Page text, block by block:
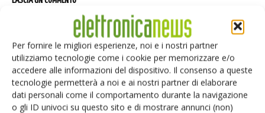
Per fornire le migliori esperienze, noi e i nostri partner
utilizziamo tecnologie come i cookie per memorizzare e/o
accedere alle informazioni del dispositivo. Il consenso a queste
tecnologie permetterà a noi e ai nostri partner di elaborare
dati personali come il comportamento durante la navigazione
o gli ID univoci su questo sito e di mostrare annunci (non)